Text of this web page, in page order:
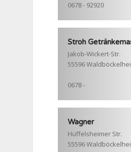
0678 - 92920
Stroh
Jakob-Wickert-Str.
55596
0678 -
Wagner
Hüffelsheimer Str.
55596